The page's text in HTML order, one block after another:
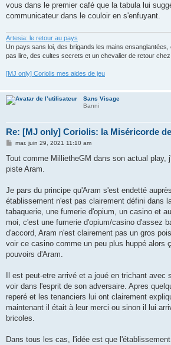
vous dans le premier café que la tabula lui
communicateur dans le couloir en s'enfuyant.
Artesia: le retour au pays
Un pays sans loi, des brigands les mains
pas lire, des cultes secrets et un chevalier de retour chez
[MJ only] Coriolis mes aides de jeu
Sans Visage
Banni
Re: [MJ only] Coriolis: la Miséricorde
M
s
a
mar. juin 29, 2021 11:10 am
Tout comme MillietheGM dans son actual play,
piste Aram.
Je pars du principe qu'Aram s'est endetté
établissement n'est pas clairement défini dans
tabaquerie, une fumerie d'opium, un casino et
moi, c'est une fumerie d'opium/casino d'assez
d'accord, Aram n'est clairement pas un gros
voir ce casino comme un peu plus huppé alors
pouvoirs d'Aram.
Il est peut-etre arrivé et a joué en trichant avec
voir dans l'esprit de son adversaire. Apres
reperé et les tenanciers lui ont clairement
maintenant il était à leur merci ou sinon il lui
bricoles.
Dans tous les cas, l'idée est que